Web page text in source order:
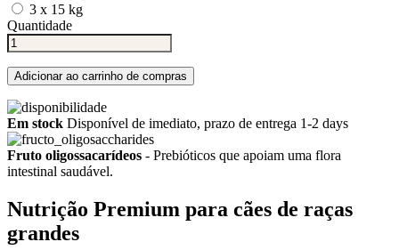
3 x 15 kg
Quantidade
Adicionar ao carrinho de compras
Em stock Disponível de imediato, prazo de entrega 1-2 days
Fruto oligossacarídeos - Prebióticos que apoiam uma flora
intestinal saudável.
Nutrição Premium para cães de raças
grandes